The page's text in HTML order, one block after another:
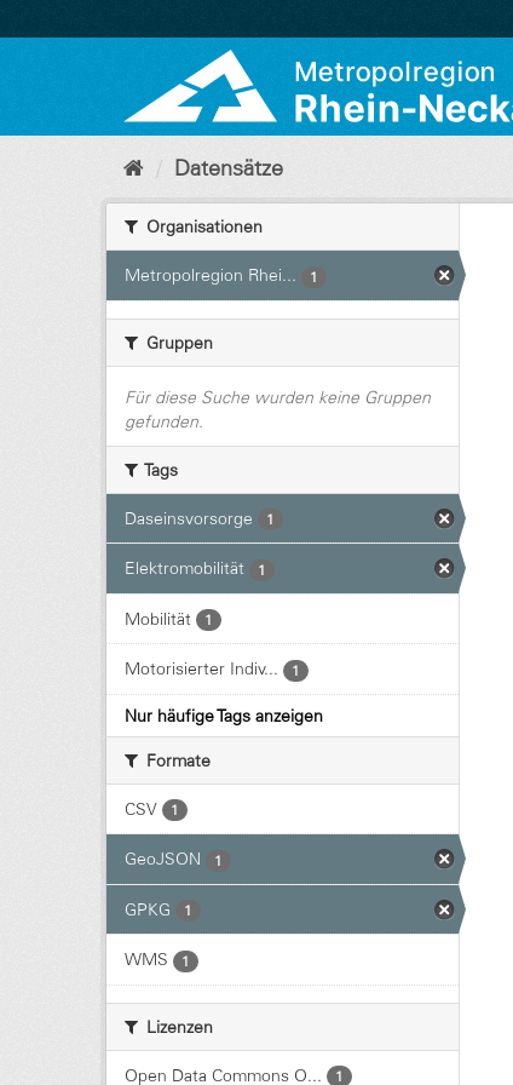
zum
Datensätze
Organisationen
Metropolregion Rhei... 1
Gruppen
Für diese Suche wurden keine Gruppen
gefunden.
Tags
Daseinsvorsorge 1
Elektromobilität 1
Mobilität 1
Motorisierter Indiv... 1
Nur häufige Tags anzeigen
Formate
CSV 1
GeoJSON 1
GPKG 1
WMS 1
Lizenzen
Open Data Commons O... 1